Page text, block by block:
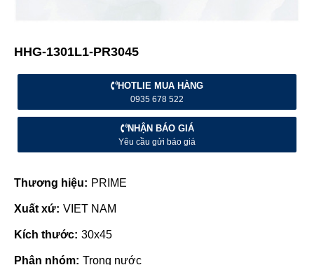
HHG-1301L1-PR3045
HOTLIE MUA HÀNG
0935 678 522
NHẬN BÁO GIÁ
Yêu cầu gửi báo giá
Thương hiệu: PRIME
Xuất xứ: VIET NAM
Kích thước: 30x45
Phân nhóm: Trong nước